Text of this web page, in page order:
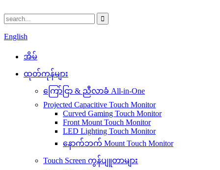
English
အိမ်
ထုတ်ကုန်များ
ကြော်ငြာ & ညီလာခံ All-in-One
Projected Capacitive Touch Monitor
Curved Gaming Touch Monitor
Front Mount Touch Monitor
LED Lighting Touch Monitor
နောက်ဘက် Mount Touch Monitor
Touch Screen ကွန်ပျူတာများ